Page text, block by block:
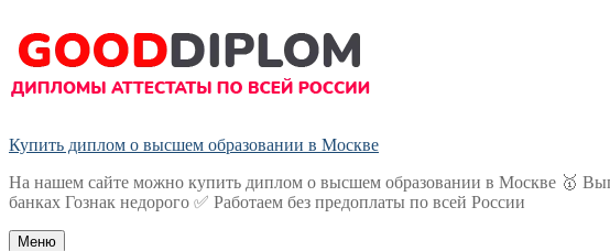
Купить диплом о высшем образовании в Москве
На нашем сайте можно купить диплом о высшем образовании в Москве 🥇
банках Гознак недорого ✅ Работаем без предоплаты по всей России
Меню